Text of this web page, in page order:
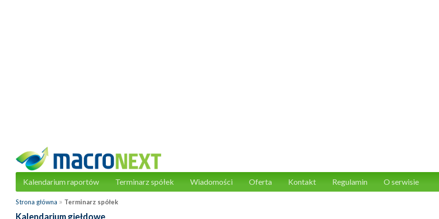
Kalendarium raportów Terminarz spółek Wiadomości Oferta Kontakt Regulamin O serwisie
Strona główna » Terminarz spółek
Kalendarium giełdowe